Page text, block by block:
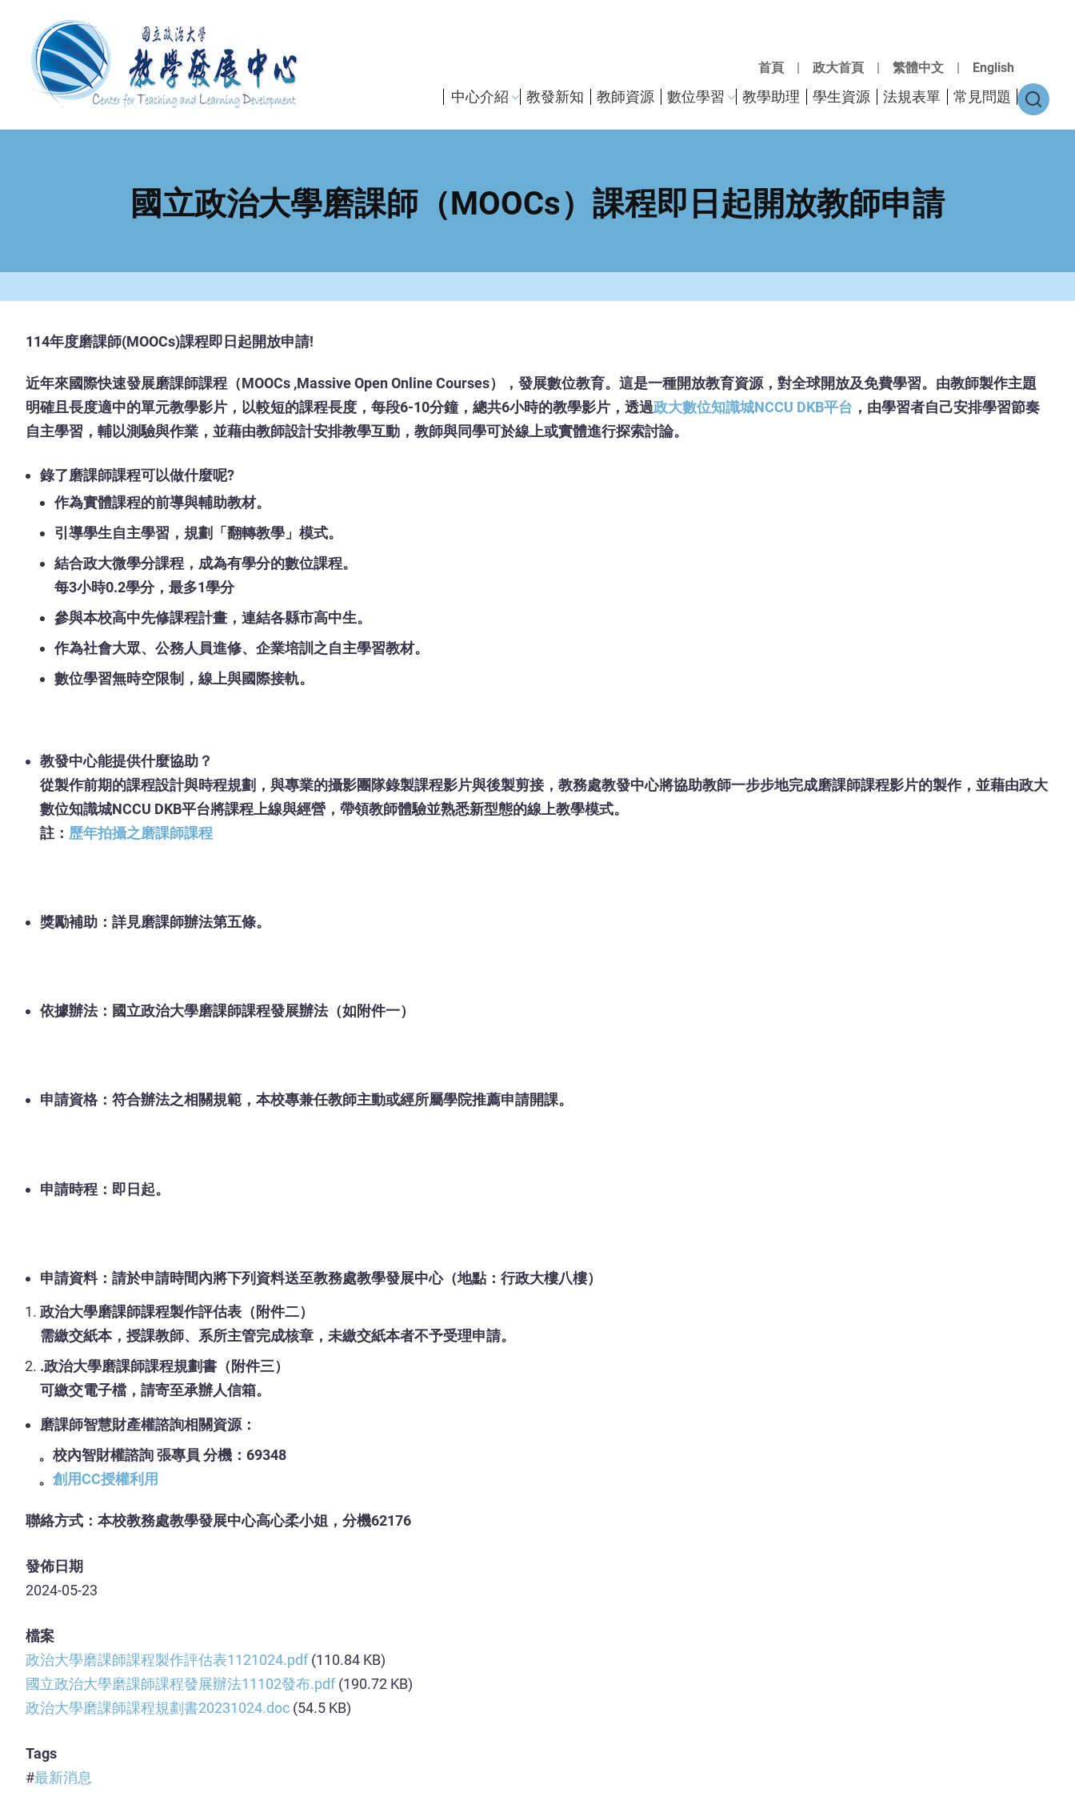
首頁 | 政大首頁 | 繁體中文 | English
主
導
中心介紹 教發新知 教師資源 數位學習 教學助理 學生資源 法規表單 常見問題
國立政治大學磨課師（MOOCs）課程即日起開放教師申請
114年度磨課師(MOOCs)課程即日起開放申請!
近年來國際快速發展磨課師課程（MOOCs ,Massive Open Online Courses），發展數位教育。這是一種開放教育資源，對全球開放及免費學習。由教師製作主題
明確且長度適中的單元教學影片，以較短的課程長度，每段6-10分鐘，總共6小時的教學影片，透過政大數位知識城NCCU DKB平台 ，由學習者自己安排學習節奏
自主學習，輔以測驗與作業，並藉由教師設計安排教學互動，教師與同學可於線上或實體進行探索討論。
錄了磨課師課程可以做什麼呢?
作為實體課程的前導與輔助教材。
引導學生自主學習，規劃「翻轉教學」模式。
結合政大微學分課程，成為有學分的數位課程。
每3小時0.2學分，最多1學分
參與本校高中先修課程計畫，連結各縣市高中生。
作為社會大眾、公務人員進修、企業培訓之自主學習教材。
數位學習無時空限制，線上與國際接軌。
教發中心能提供什麼協助？
從製作前期的課程設計與時程規劃，與專業的攝影團隊錄製課程影片與後製剪接，教務處教發中心將協助教師一步步地完成磨課師課程影片的製作，並藉由政大
數位知識城NCCU DKB平台將課程上線與經營，帶領教師體驗並熟悉新型態的線上教學模式。
註： 歷年拍攝之磨課師課程
獎勵補助：詳見磨課師辦法第五條。
依據辦法：國立政治大學磨課師課程發展辦法（如附件一）
申請資格：符合辦法之相關規範，本校專兼任教師主動或經所屬學院推薦申請開課。
申請時程：即日起。
申請資料：請於申請時間內將下列資料送至教務處教學發展中心（地點：行政大樓八樓）
政治大學磨課師課程製作評估表（附件二）
需繳交紙本，授課教師、系所主管完成核章，未繳交紙本者不予受理申請。
.政治大學磨課師課程規劃書（附件三）
可繳交電子檔，請寄至承辦人信箱。
磨課師智慧財產權諮詢相關資源：
。校內智財權諮詢 張專員 分機：69348
。 創用CC授權利用
聯絡方式：本校教務處教學發展中心高心柔小姐，分機62176
發佈日期
2024-05-23
檔案
政治大學磨課師課程製作評估表1121024.pdf (110.84 KB)
國立政治大學磨課師課程發展辦法11102發布.pdf (190.72 KB)
政治大學磨課師課程規劃書20231024.doc (54.5 KB)
Tags
最新消息